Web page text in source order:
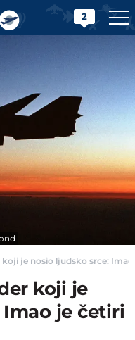
2
je nosio ljudsko srce: Imao
koji je
je četiri